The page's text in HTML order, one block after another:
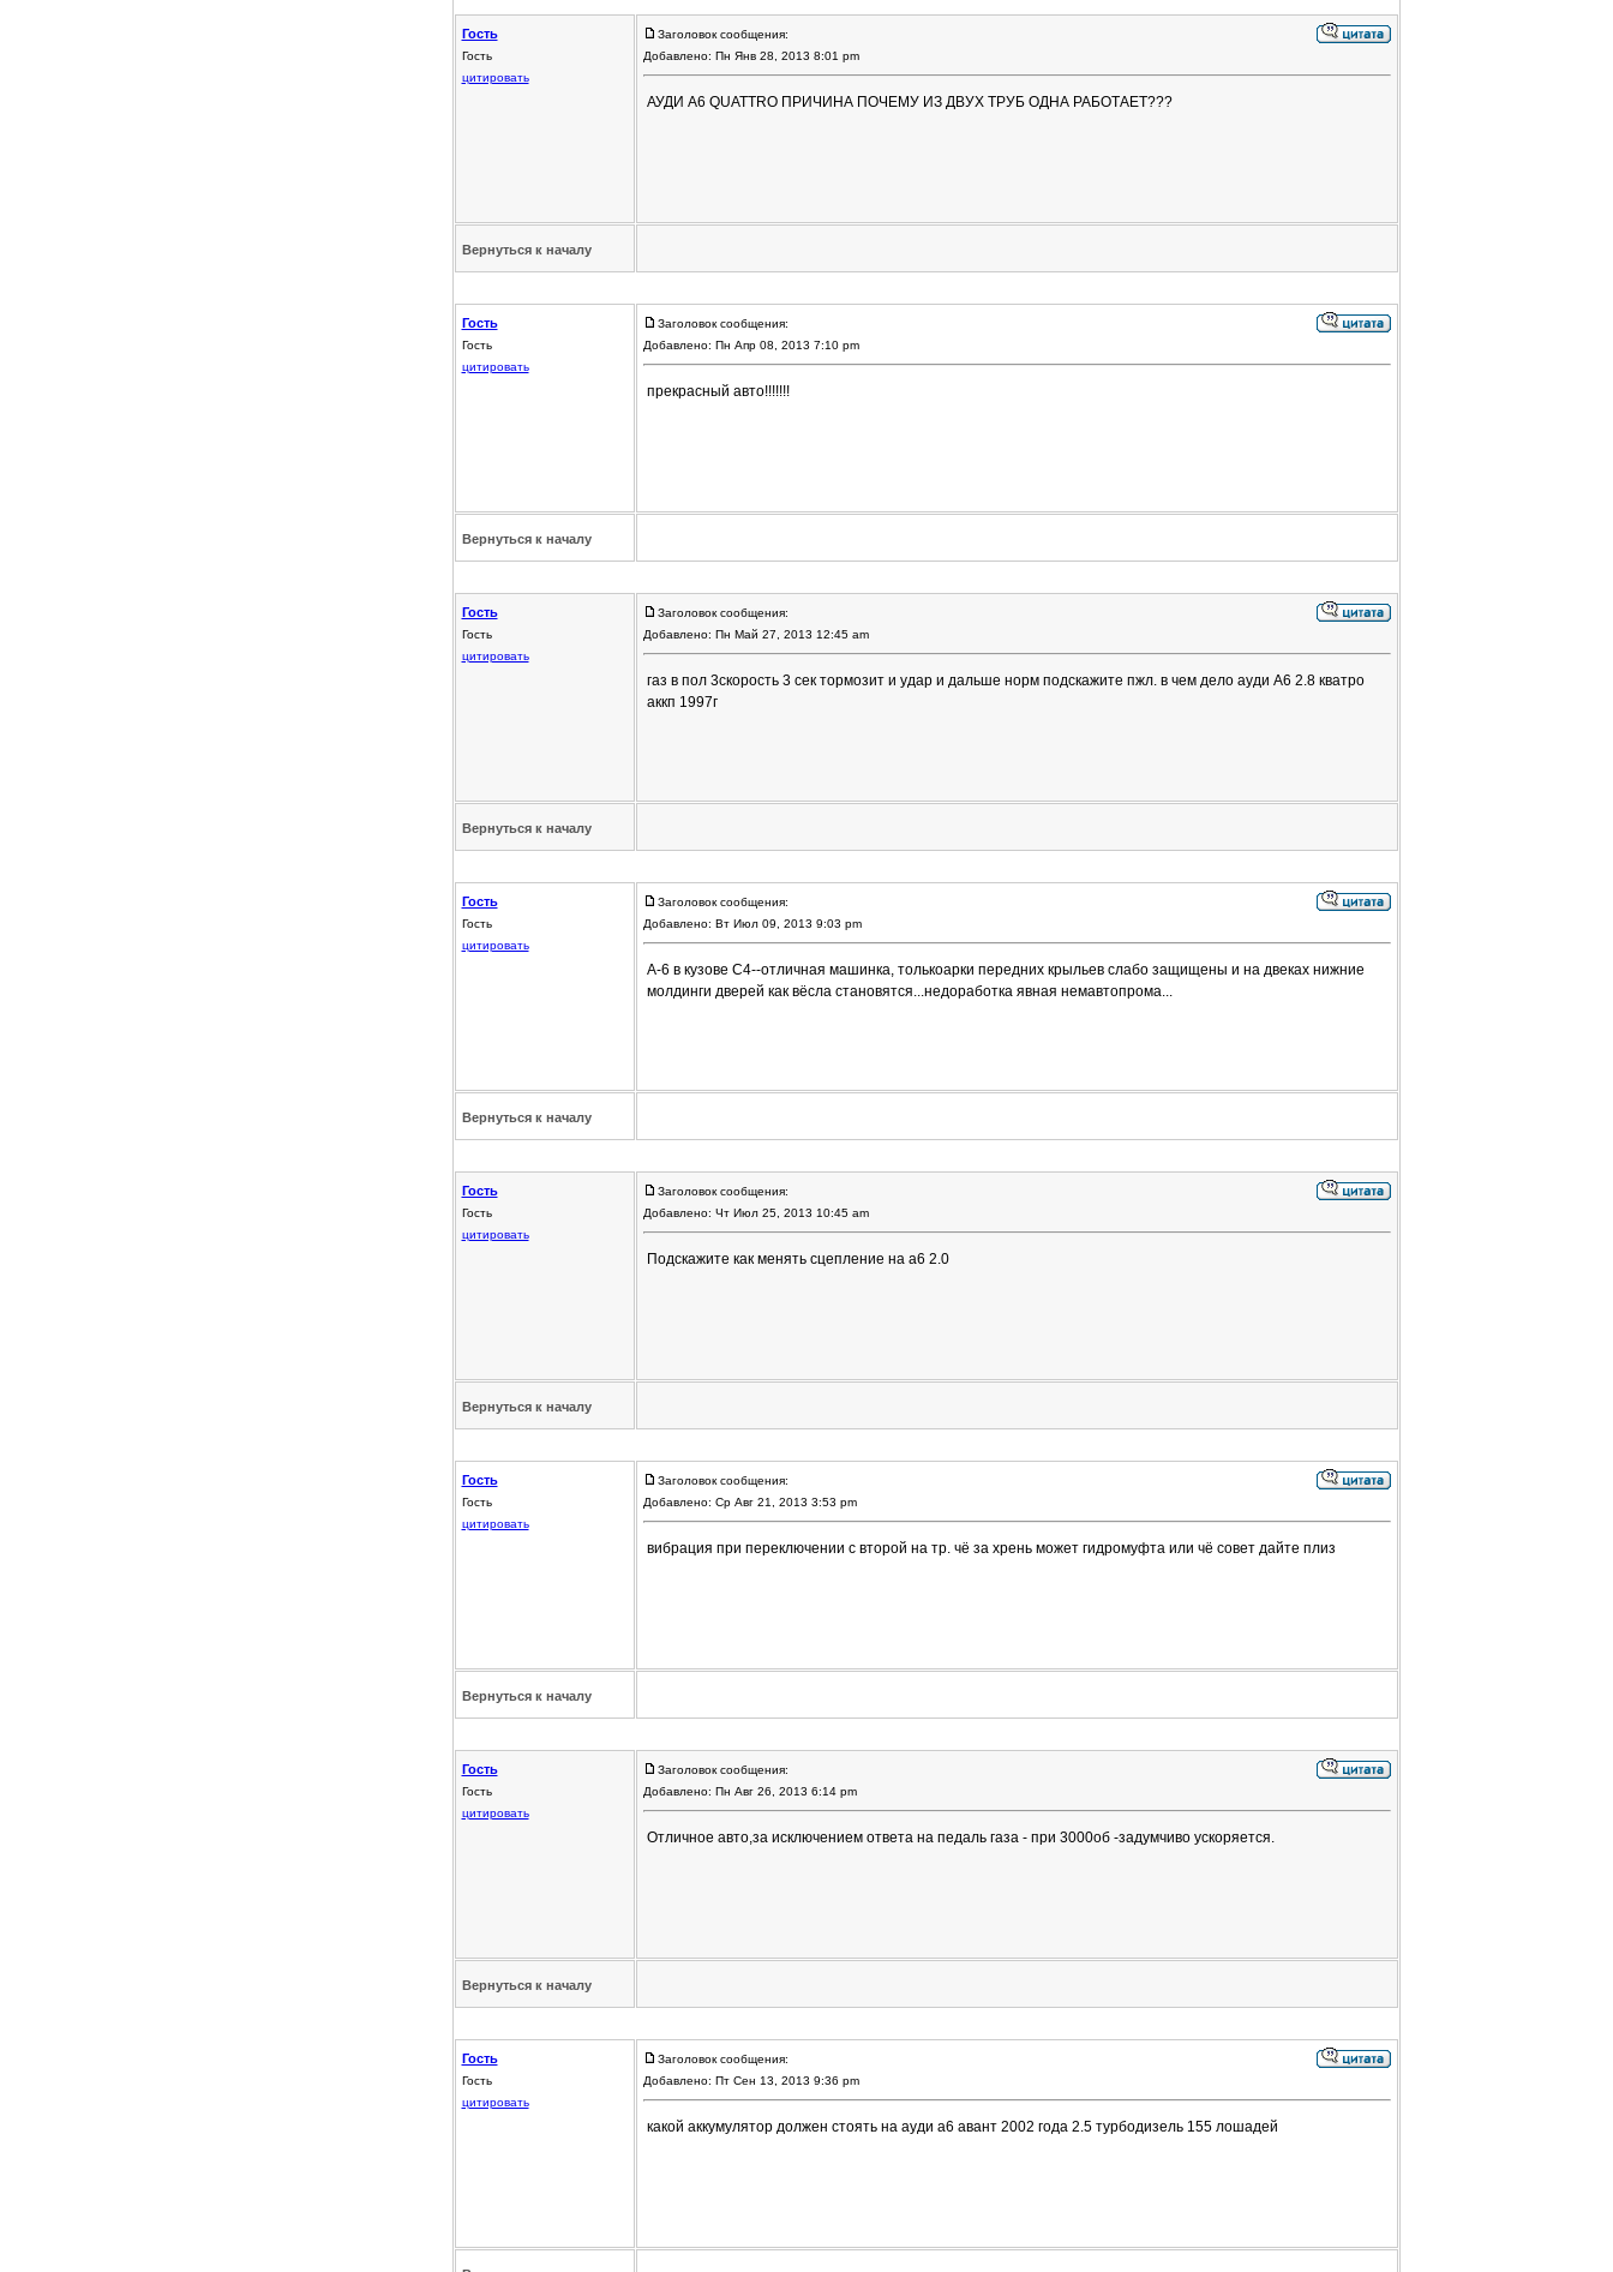
Гость
Гость
цитировать
Заголовок сообщения:
Добавлено: Пн Янв 28, 2013 8:01 pm
АУДИ А6 QUATTRO ПРИЧИНА ПОЧЕМУ ИЗ ДВУХ ТРУБ ОДНА РАБОТАЕТ???
Вернуться к началу
Гость
Гость
цитировать
Заголовок сообщения:
Добавлено: Пн Апр 08, 2013 7:10 pm
прекрасный авто!!!!!!!
Вернуться к началу
Гость
Гость
цитировать
Заголовок сообщения:
Добавлено: Пн Май 27, 2013 12:45 am
газ в пол 3скорость 3 сек тормозит и удар и дальше норм подскажите пжл. в чем дело ауди А6 2.8 кватро
аккп 1997г
Вернуться к началу
Гость
Гость
цитировать
Заголовок сообщения:
Добавлено: Вт Июл 09, 2013 9:03 pm
А-6 в кузове С4--отличная машинка, толькоарки передних крыльев слабо защищены и на двеках нижние
молдинги дверей как вёсла становятся...недоработка явная немавтопрома...
Вернуться к началу
Гость
Гость
цитировать
Заголовок сообщения:
Добавлено: Чт Июл 25, 2013 10:45 am
Подскажите как менять сцепление на а6 2.0
Вернуться к началу
Гость
Гость
цитировать
Заголовок сообщения:
Добавлено: Ср Авг 21, 2013 3:53 pm
вибрация при переключении с второй на тр. чё за хрень может гидромуфта или чё совет дайте плиз
Вернуться к началу
Гость
Гость
цитировать
Заголовок сообщения:
Добавлено: Пн Авг 26, 2013 6:14 pm
Отличное авто,за исключением ответа на педаль газа - при 3000об -задумчиво ускоряется.
Вернуться к началу
Гость
Гость
цитировать
Заголовок сообщения:
Добавлено: Пт Сен 13, 2013 9:36 pm
какой аккумулятор должен стоять на ауди а6 авант 2002 года 2.5 турбодизель 155 лошадей